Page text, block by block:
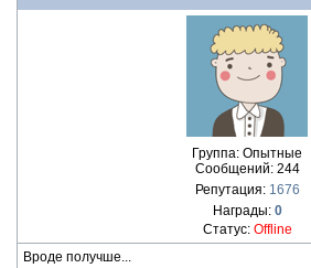
Группа: Опытные
Сообщений: 244
Репутация: 1676
Награды: 0
Статус: Offline
Вроде получше...